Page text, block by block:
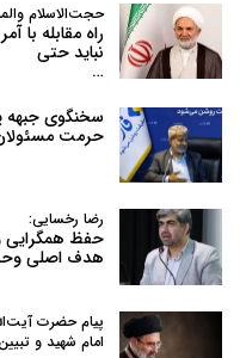
حجت‌الاسلام
راه مقابله با
نباید حتی
…
سخنگوی جبهه
حرمت
رضا رخسایی:
حفظ همگرایی
هدف اصلی
پیام حضرت
امام شهید و